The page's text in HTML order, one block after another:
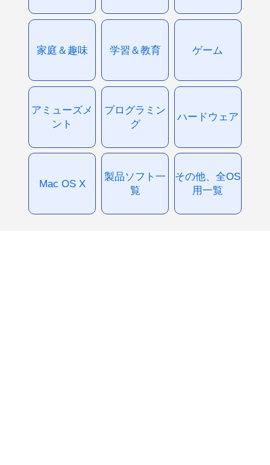
家庭＆趣味 学習＆教育 ゲーム
アミューズメ
ント
プログラミン
グ
ハードウェア
Mac OS X
製品ソフト一
覧
その他、全OS
用一覧